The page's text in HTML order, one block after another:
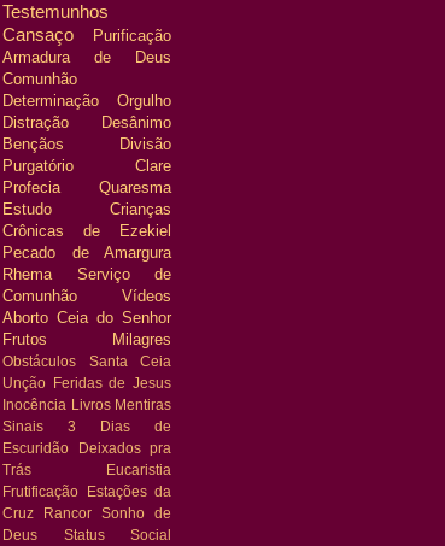
Testemunhos
Cansaço
Purificação
Armadura de Deus
Comunhão
Determinação
Orgulho
Distração
Desânimo
Bençãos
Divisão
Purgatório
Clare
Profecia
Quaresma
Estudo
Crianças
Crônicas de Ezekiel
Pecado de Amargura
Rhema
Serviço de
Comunhão
Vídeos
Aborto Ceia do Senhor
Frutos
Milagres
Obstáculos
Santa Ceia
Unção
Feridas de Jesus
Inocência
Livros Mentiras
Sinais
3 Dias de
Escuridão
Deixados pra
Trás
Eucaristia
Frutificação
Estações da
Cruz
Rancor
Sonho de
Deus
Status Social